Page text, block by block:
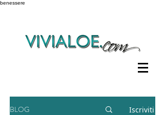
benessere
BLOG Iscriviti